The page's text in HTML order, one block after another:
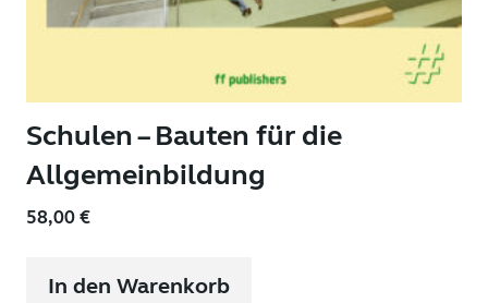
Schulen – Bauten für die
Allgemeinbildung
58,00€
In den Warenkorb